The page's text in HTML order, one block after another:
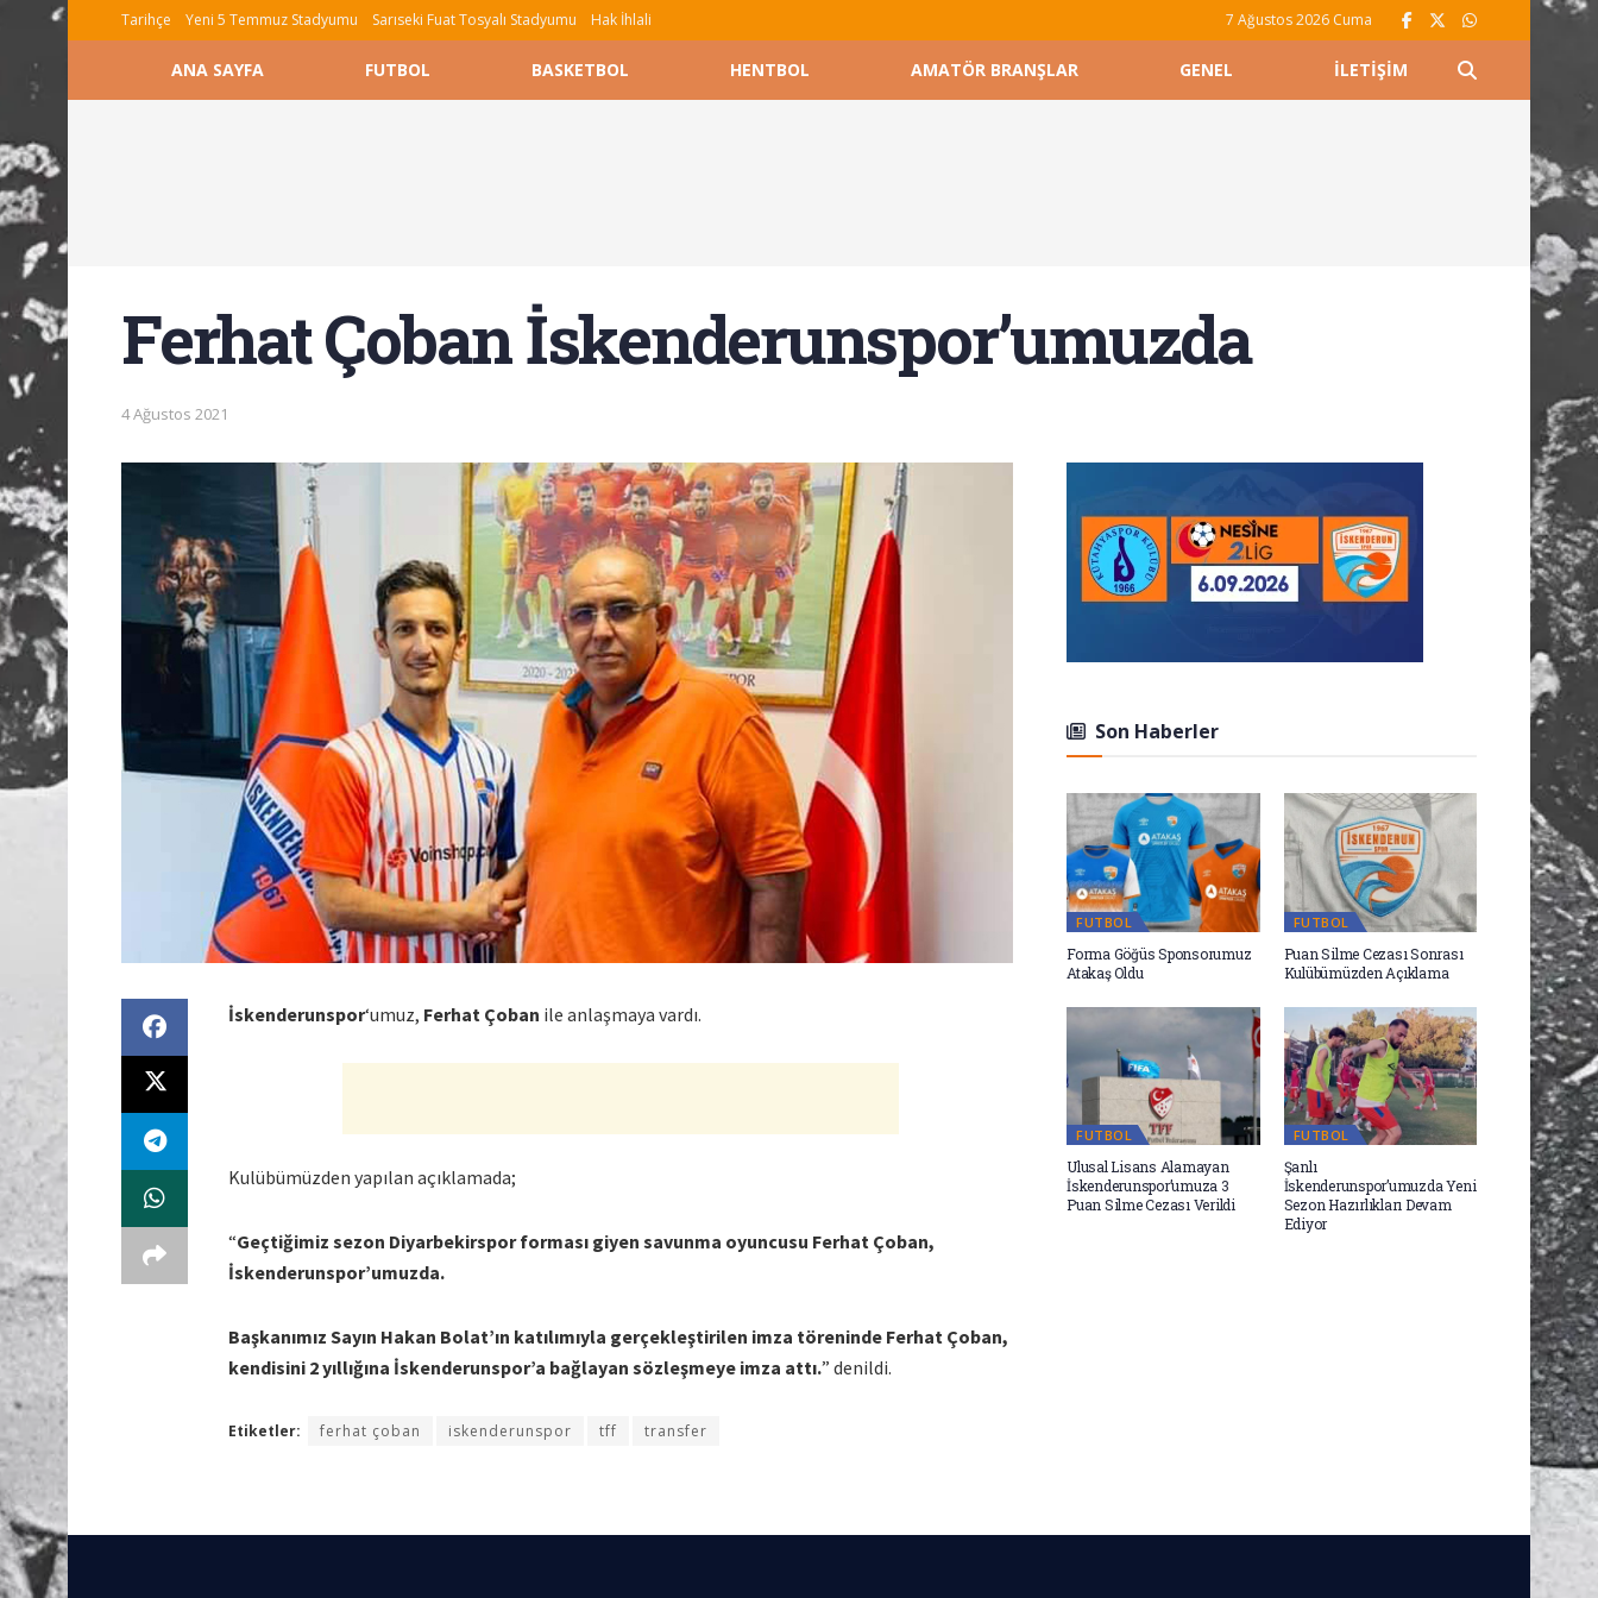
Tarihçe Yeni 5 Temmuz Stadyumu Sarıseki Fuat Tosyalı Stadyumu Hak İhlali 7 Ağustos 2026 Cuma
ANA SAYFA FUTBOL BASKETBOL HENTBOL AMATÖR BRANŞLAR GENEL İLETIŞIM
Ferhat Çoban İskenderunspor’umuzda
4 Ağustos 2021
İskenderunspor‘umuz, Ferhat Çoban ile anlaşmaya vardı.
Kulübümüzden yapılan açıklamada;
“Geçtiğimiz sezon Diyarbekirspor forması giyen savunma oyuncusu Ferhat Çoban,
İskenderunspor’umuzda.
Başkanımız Sayın Hakan Bolat’ın katılımıyla gerçekleştirilen imza töreninde Ferhat Çoban,
kendisini 2 yıllığına İskenderunspor’a bağlayan sözleşmeye imza attı.” denildi.
Etiketler: ferhat çoban iskenderunspor tff transfer
Son Haberler
FUTBOL
Forma Göğüs Sponsorumuz
Atakaş Oldu
FUTBOL
Puan Silme Cezası Sonrası
Kulübümüzden Açıklama
FUTBOL
Ulusal Lisans Alamayan
İskenderunspor’umuza 3
Puan Silme Cezası Verildi
FUTBOL
Şanlı
İskenderunspor’umuzda Yeni
Sezon Hazırlıkları Devam
Ediyor